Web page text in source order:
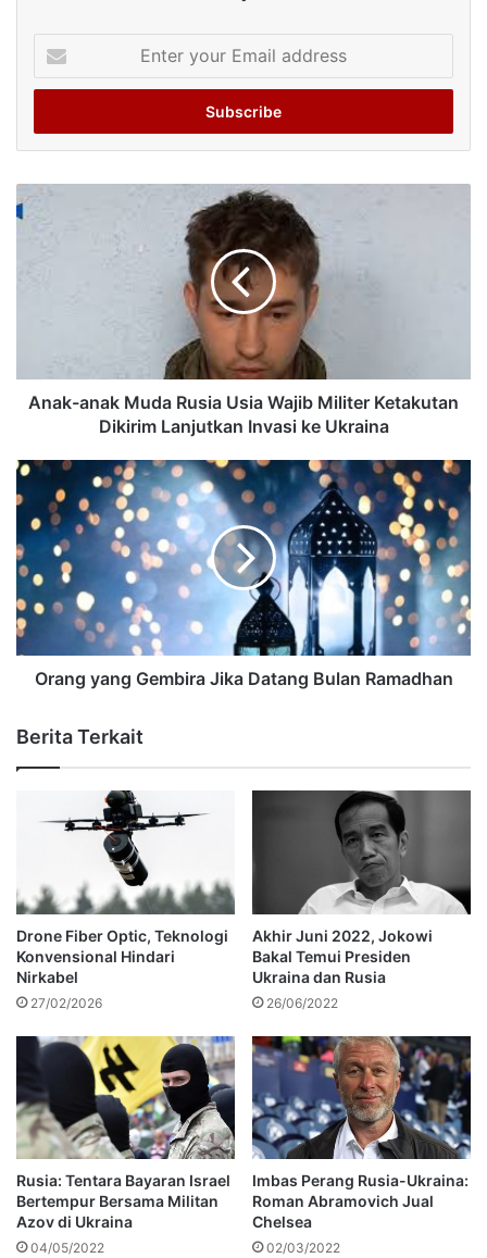
your
Email
Anak-anak Muda Rusia Usia Wajib Militer Ketakutan
Dikirim Lanjutkan Invasi ke Ukraina
Orang yang Gembira Jika Datang Bulan Ramadhan
Berita Terkait
Drone Fiber Optic, Teknologi
Konvensional Hindari
Nirkabel
27/02/2026
Akhir Juni 2022, Jokowi
Bakal Temui Presiden
Ukraina dan Rusia
26/06/2022
Rusia: Tentara Bayaran Israel
Bertempur Bersama Militan
Azov di Ukraina
04/05/2022
Imbas Perang Rusia-Ukraina:
Roman Abramovich Jual
Chelsea
02/03/2022